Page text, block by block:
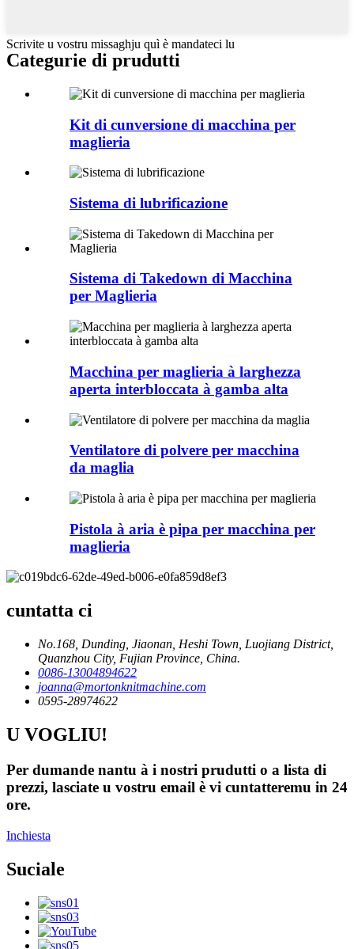
Scrivite u vostru missaghju quì è mandateci lu
Categurie di prudutti
Kit di cunversione di macchina per
maglieria
Sistema di lubrificazione
Sistema di Takedown di Macchina
per Maglieria
Macchina per maglieria à larghezza
aperta interbloccata à gamba alta
Ventilatore di polvere per macchina
da maglia
Pistola à aria è pipa per macchina per
maglieria
cuntatta ci
No.168, Dunding, Jiaonan, Heshi Town, Luojiang District,
Quanzhou City, Fujian Province, China.
0086-13004894622
joanna@mortonknitmachine.com
0595-28974622
U VOGLIU!
Per dumande nantu à i nostri prudutti o a lista di
prezzi, lasciate u vostru email è vi cuntatteremu in 24
ore.
Inchiesta
Suciale